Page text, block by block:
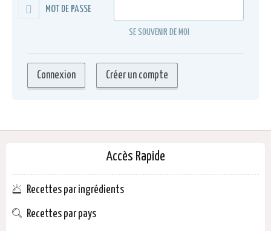
MOT DE PASSE
SE SOUVENIR DE MOI
Accès Rapide
Recettes par ingrédients
Recettes par pays